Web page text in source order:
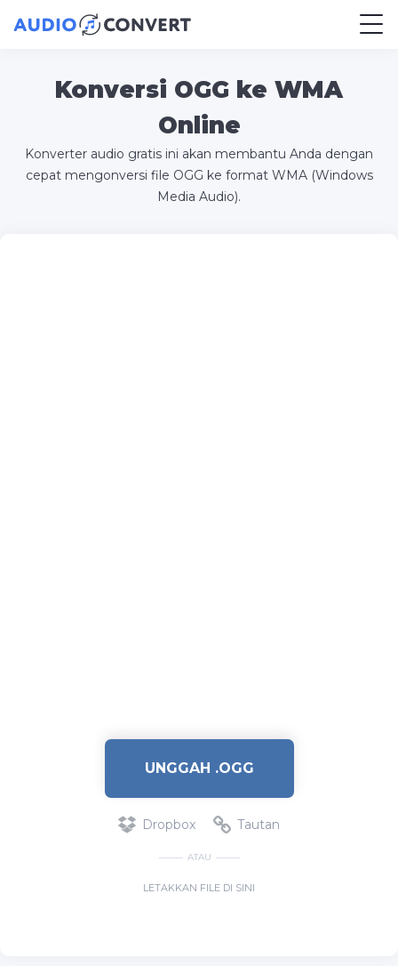
Konversi OGG ke WMA
Online
Konverter audio gratis ini akan membantu Anda dengan
cepat mengonversi file OGG ke format WMA (Windows
Media Audio).
UNGGAH .OGG
Dropbox Tautan
ATAU
LETAKKAN FILE DI SINI